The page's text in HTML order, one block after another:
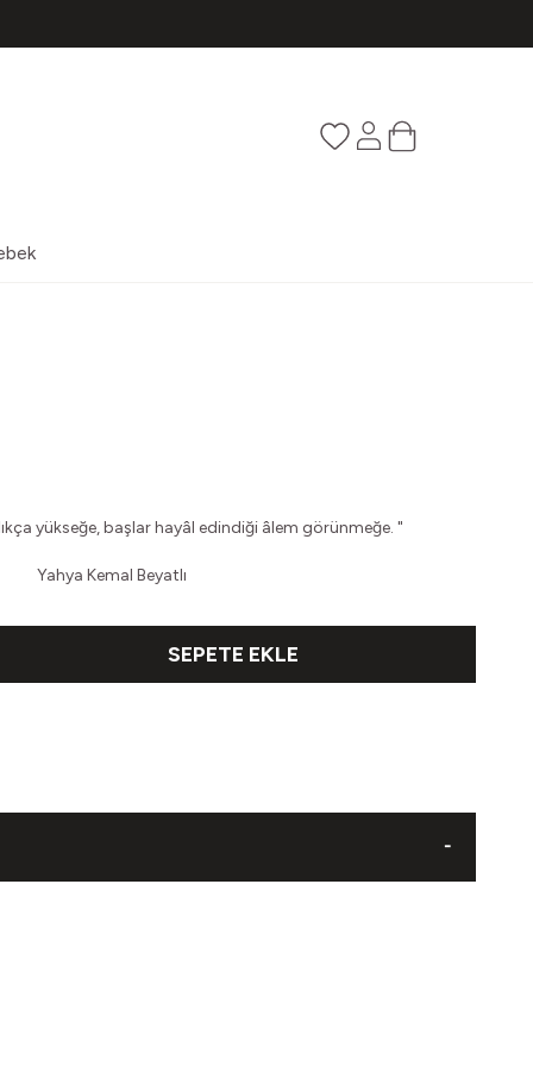
Favorilerim
HesabımSepetim
yükseğe, başlar hayâl edindiği âlem görünmeğe. "
Yahya Kemal Beyatlı
SEPETE EKLE